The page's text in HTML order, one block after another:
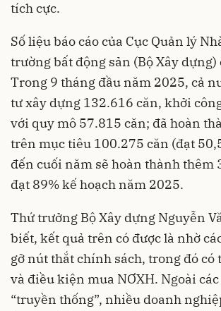
tích cực.
Số liệu báo cáo của Cục Quản lý
trường bất động sản (Bộ Xây dựng)
Trong 9 tháng đầu năm 2025, cả
tư xây dựng 132.616 căn, khởi
với quy mô 57.815 căn; đã hoàn
trên mục tiêu 100.275 căn (đạt
đến cuối năm sẽ hoàn thành thêm
đạt 89% kế hoạch năm 2025.
Thứ trưởng Bộ Xây dựng Nguyễn
biết, kết quả trên có được là nhờ
gỡ nút thắt chính sách, trong đó có
và điều kiện mua NƠXH. Ngoài
“truyền thống”, nhiều doanh